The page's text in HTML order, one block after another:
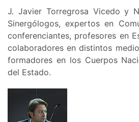
J. Javier Torregrosa Vicedo y
Sinergólogos, expertos en
conferenciantes, profesores en
colaboradores en distintos
formadores en los Cuerpos
del Estado.